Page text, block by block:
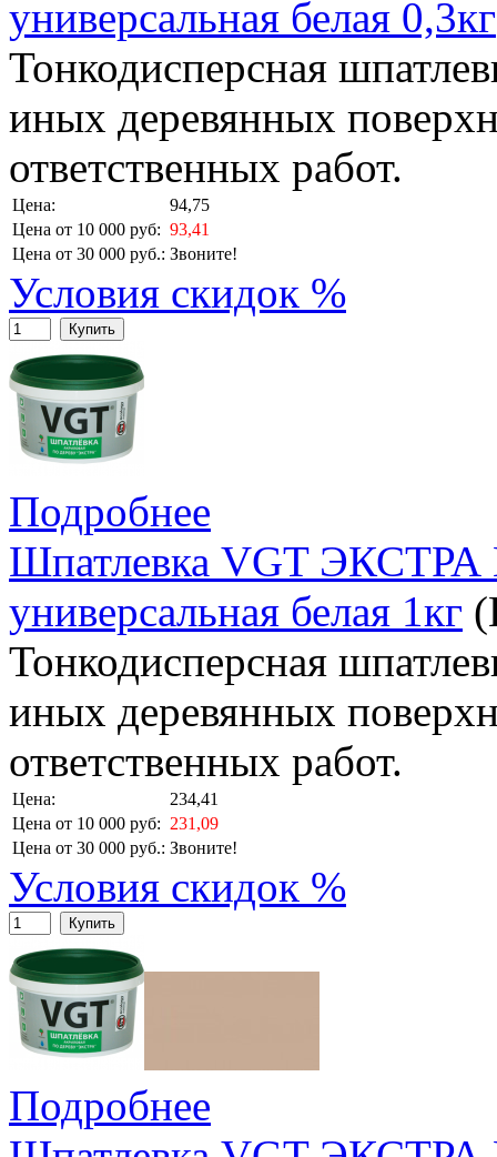
универсальная белая 0,3кг
Тонкодисперсная
иных деревянных
ответственных работ.
Цена:
94,75
Цена от 10 000 руб: 93,41
Цена от 30 000 руб.: Звоните!
Условия скидок %
Купить
Подробнее
Шпатлевка VGT
универсальная белая 1кг
Тонкодисперсная
иных деревянных
ответственных работ.
Цена:
234,41
Цена от 10 000 руб: 231,09
Цена от 30 000 руб.: Звоните!
Условия скидок %
Купить
Подробнее